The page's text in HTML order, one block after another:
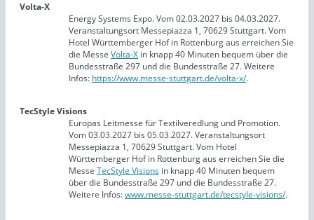
Volta-X
Energy Systems Expo. Vom 02.03.2027 bis 04.03.2027.
Veranstaltungsort Messepiazza 1, 70629 Stuttgart. Vom
Hotel Württemberger Hof in Rottenburg aus erreichen Sie
die Messe Volta-X in knapp 40 Minuten bequem über die
Bundesstraße 297 und die Bundesstraße 27. Weitere
Infos: https://www.messe-stuttgart.de/volta-x/.
TecStyle Visions
Europas Leitmesse für Textilveredlung und Promotion.
Vom 03.03.2027 bis 05.03.2027. Veranstaltungsort
Messepiazza 1, 70629 Stuttgart. Vom Hotel
Württemberger Hof in Rottenburg aus erreichen Sie die
Messe TecStyle Visions in knapp 40 Minuten bequem
über die Bundesstraße 297 und die Bundesstraße 27.
Weitere Infos:www.messe-stuttgart.de/tecstyle-visions/.